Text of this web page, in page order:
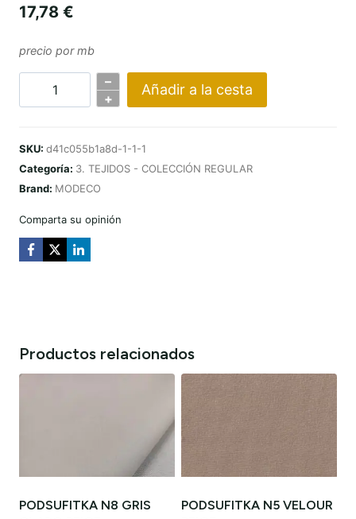
17,78 €
precio por mb
Cantidad
SZARO-
BEŻOWY
–
+
Añadir a la cesta
SKU: d41c055b1a8d-1-1-1
Categoría: 3. TEJIDOS - COLECCIÓN REGULAR
Brand: MODECO
Comparta su opinión
Productos relacionados
PODSUFITKA N8 GRIS
PODSUFITKA N5 VELOUR